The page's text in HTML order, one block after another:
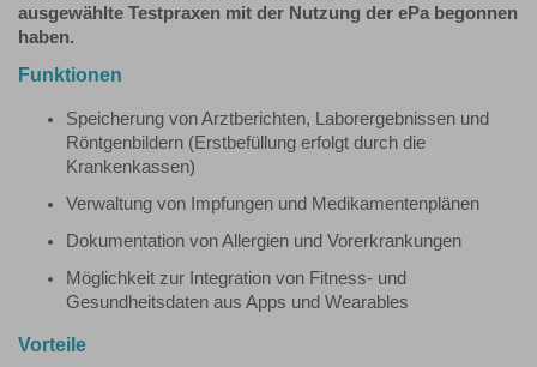
ausgewählte Testpraxen mit der Nutzung der ePa begonnen
haben.
Funktionen
Speicherung von Arztberichten, Laborergebnissen und
Röntgenbildern (Erstbefüllung erfolgt durch die
Krankenkassen)
Verwaltung von Impfungen und Medikamentenplänen
Dokumentation von Allergien und Vorerkrankungen
Möglichkeit zur Integration von Fitness- und
Gesundheitsdaten aus Apps und Wearables
Vorteile